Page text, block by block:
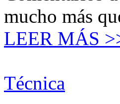
mucho más
LEER MÁS
Técnica